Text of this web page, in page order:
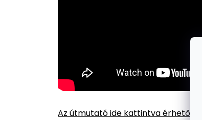
Az útmutató ide kattintva érhető el.